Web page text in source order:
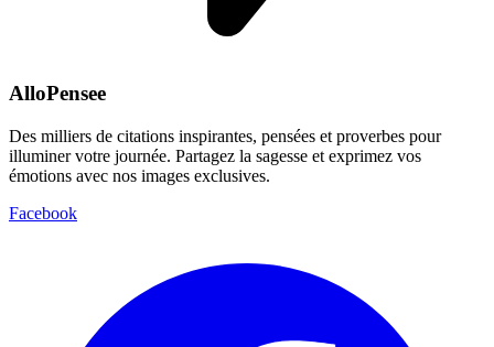
AlloPensee
Des milliers de citations inspirantes, pensées et proverbes pour
illuminer votre journée. Partagez la sagesse et exprimez vos
émotions avec nos images exclusives.
Facebook